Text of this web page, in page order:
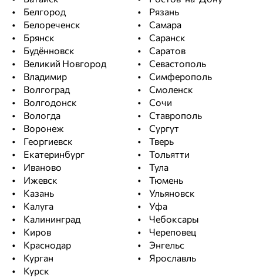
Белгород
Белореченск
Брянск
Будённовск
Великий Новгород
Владимир
Волгоград
Волгодонск
Вологда
Воронеж
Георгиевск
Екатеринбург
Иваново
Ижевск
Казань
Калуга
Калининград
Киров
Краснодар
Курган
Курск
Рязань
Самара
Саранск
Саратов
Севастополь
Симферополь
Смоленск
Сочи
Ставрополь
Сургут
Тверь
Тольятти
Тула
Тюмень
Ульяновск
Уфа
Чебоксары
Череповец
Энгельс
Ярославль